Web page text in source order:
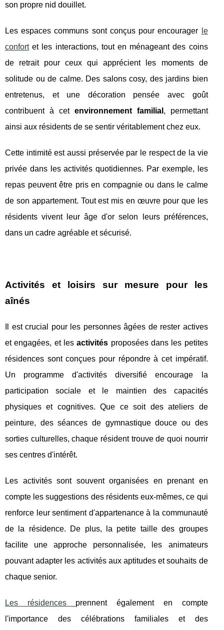
son propre nid douillet.
Les espaces communs sont conçus pour encourager
le
confortet les interactions, tout en ménageant des coins
de retrait pour ceux qui apprécient les moments de
solitude ou de calme. Des salons cosy, des jardins bien
entretenus, et une décoration pensée avec goût
contribuent à cet environnement familial , permettant
ainsi aux résidents de se sentir véritablement chez eux.
Cette intimité est aussi préservée par le respect de la vie
privée dans les activités quotidiennes. Par exemple, les
repas peuvent être pris en compagnie ou dans le calme
de son appartement. Tout est mis en œuvre pour que les
résidents vivent leur âge d'or selon leurs préférences,
dans un cadre agréable et sécurisé.
Activités et loisirs sur mesure pour les
aînés
Il est crucial pour les personnes âgées de rester actives
et engagées, et lesactivités proposées dans les petites
résidences sont conçues pour répondre à cet impératif.
Un programme d'activités diversifié encourage la
participation sociale et le maintien des capacités
physiques et cognitives. Que ce soit des ateliers de
peinture, des séances de gymnastique douce ou des
sorties culturelles, chaque résident trouve de quoi nourrir
ses centres d'intérêt.
Les activités sont souvent organisées en prenant en
compte les suggestions des résidents eux-mêmes, ce qui
renforce leur sentiment d'appartenance à la communauté
de la résidence. De plus, la petite taille des groupes
facilite une approche personnalisée, les animateurs
pouvant adapter les activités aux aptitudes et souhaits de
chaque senior.
Les résidences prennent également en compte
l'importance des célébrations familiales et des